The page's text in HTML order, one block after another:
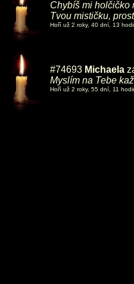
Chybíš mi holčičko
Tvou mističku,
Hoří už 2 roky, 40 dní, 13
#74693 Michaela
Myslím na Tebe
Hoří už 2 roky, 55 dní, 11